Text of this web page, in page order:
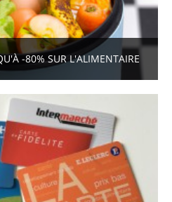
-80% SUR L'ALIMENTAIRE